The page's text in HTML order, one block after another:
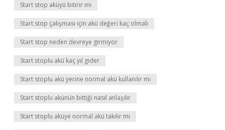
Start stop aküyü bitirir mi
Start stop çalışması için akü değeri kaç olmalı
Start stop neden devreye girmiyor
Start stoplu akü kaç yıl gider
Start stoplu akü yerine normal akü kullanılır mı
Start stoplu akünün bittiği nasıl anlaşılır
Start stoplu aküye normal akü takılır mı